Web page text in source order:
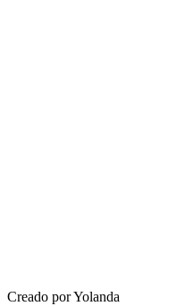
Creado por Yolanda